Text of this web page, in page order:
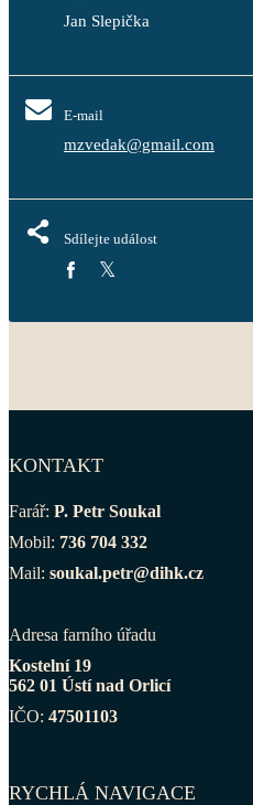
Jan Slepička
E-mail
mzvedak@gmail.com
Sdílejte událost
KONTAKT
Farář: P. Petr Soukal
Mobil: 736 704 332
Mail: soukal.petr@dihk.cz
Adresa farního úřadu
Kostelní 19
562 01 Ústí nad Orlicí
IČO: 47501103
RYCHLÁ NAVIGACE